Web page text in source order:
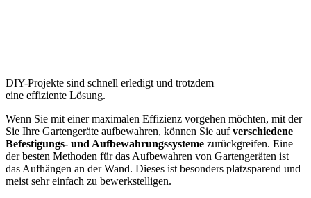
DIY-Projekte sind schnell erledigt und trotzdem
eine effiziente Lösung.
Wenn Sie mit einer maximalen Effizienz vorgehen möchten, mit der
Sie Ihre Gartengeräte aufbewahren, können Sie aufverschiedene
Befestigungs- und Aufbewahrungssysteme zurückgreifen. Eine
der besten Methoden für das Aufbewahren von Gartengeräten ist
das Aufhängen an der Wand. Dieses ist besonders platzsparend und
meist sehr einfach zu bewerkstelligen.